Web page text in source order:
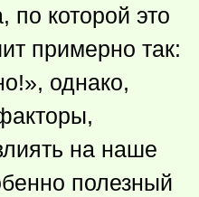
по которой это
примерно так:
однако,
на наше
полезный